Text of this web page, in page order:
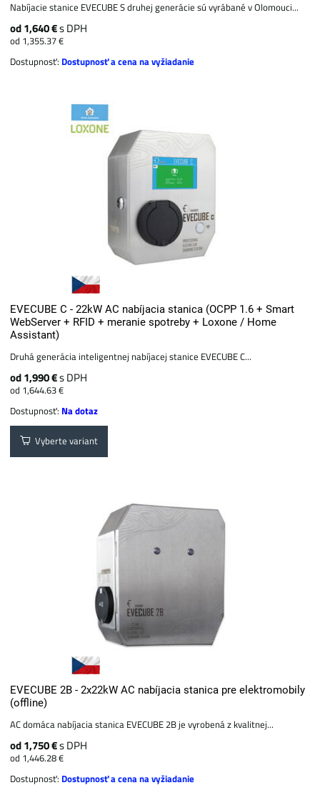
Nabíjacie stanice EVECUBE S druhej generácie sú vyrábané v Olomouci...
od 1,640 €s DPH
od 1,355.37 €
Dostupnosť: Dostupnosť a cena na vyžiadanie
EVECUBE C - 22kW AC nabíjacia stanica (OCPP 1.6 + Smart
WebServer + RFID + meranie spotreby + Loxone / Home
Assistant)
Druhá generácia inteligentnej nabíjacej stanice EVECUBE C...
od 1,990 €s DPH
od 1,644.63 €
Dostupnosť: Na dotaz
Vyberte variant
EVECUBE 2B - 2x22kW AC nabíjacia stanica pre elektromobily
(offline)
AC domáca nabíjacia stanica EVECUBE 2B je vyrobená z kvalitnej...
od 1,750 €s DPH
od 1,446.28 €
Dostupnosť: Dostupnosť a cena na vyžiadanie